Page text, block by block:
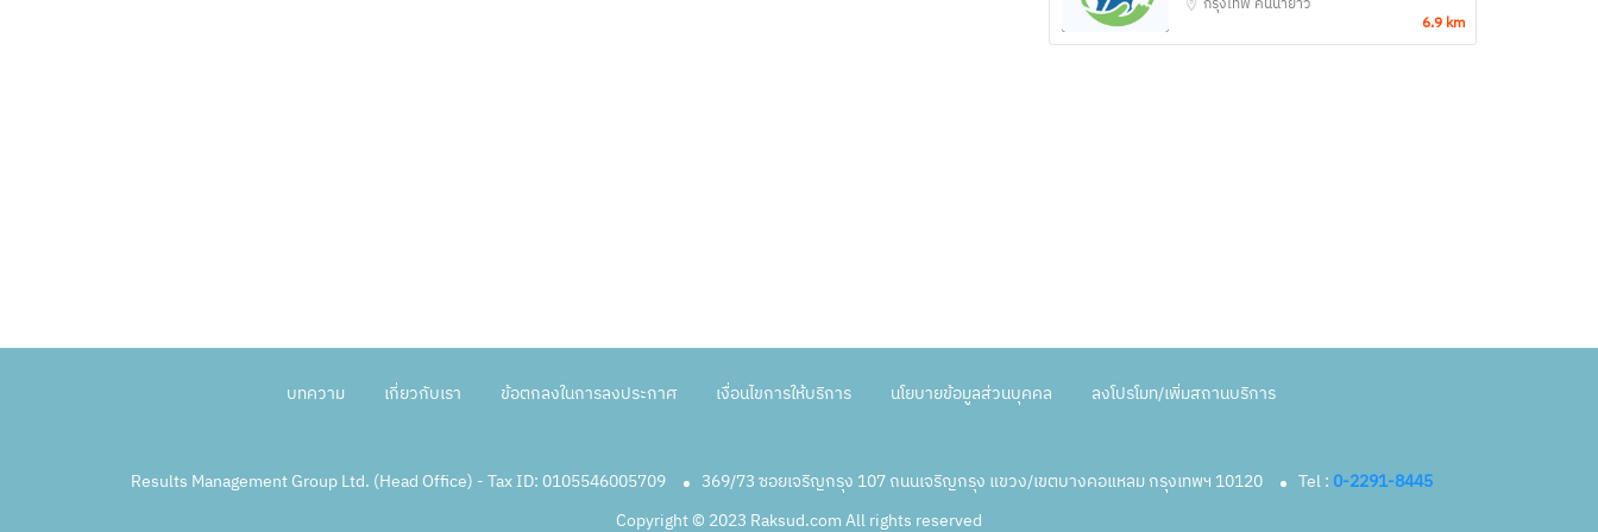
6.9 km
บทความ เกี่ยวกับเรา ข้อตกลงในการลงประกาศ เงื่อนไขการให้บริการ นโยบายข้อมูลส่วนบุคคล ลงโปรโมท/เพิ่มสถานบริการ
Results Management Group Ltd. (Head Office) - Tax ID: 0105546005709 369/73 ซอยเจริญกรุง 107 ถนนเจริญกรุง แขวง/เขตบางคอแหลม กรุงเทพฯ 10120 Tel : 0-2291-8445
Copyright © 2023 Raksud.com All rights reserved